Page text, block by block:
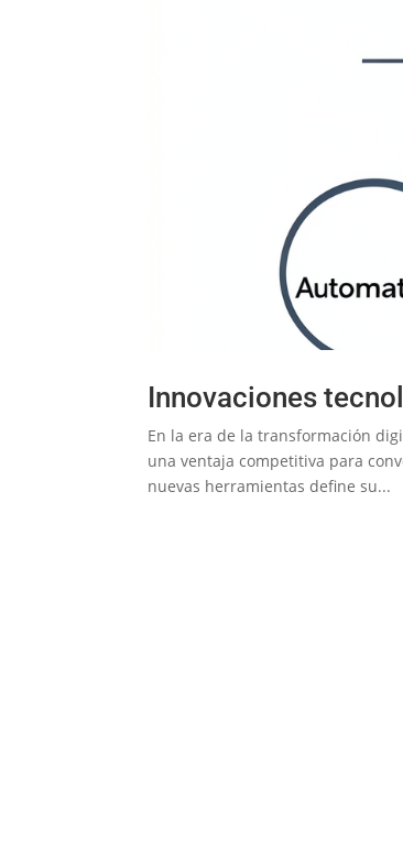
Innovaciones
En la era de la transformación
una ventaja competitiva para
nuevas herramientas define su...